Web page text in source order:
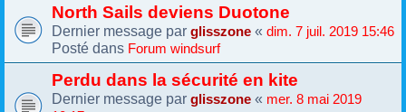
North Sails deviens Duotone
Dernier message par glisszone « dim. 7 juil. 2019 15:46
Posté dans Forum windsurf
Perdu dans la sécurité en kite
Dernier message par glisszone « mer. 8 mai 2019